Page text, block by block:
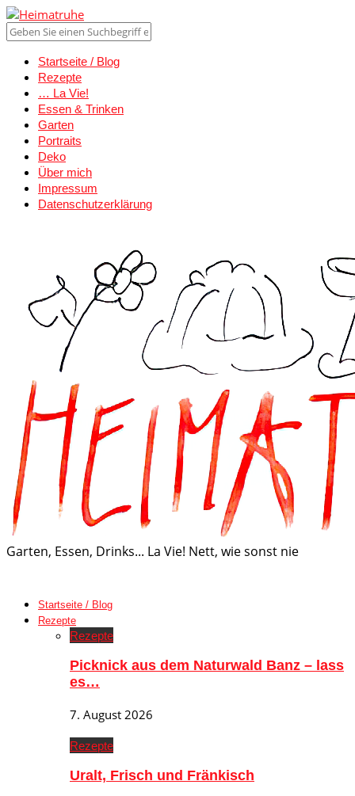
Startseite / Blog
Rezepte
… La Vie!
Essen & Trinken
Garten
Portraits
Deko
Über mich
Impressum
Datenschutzerklärung
Garten, Essen, Drinks... La Vie! Nett, wie sonst nie
Startseite / Blog
Rezepte
Rezepte
Picknick aus dem Naturwald Banz – lass
es…
7. August 2026
Rezepte
Uralt, Frisch und Fränkisch